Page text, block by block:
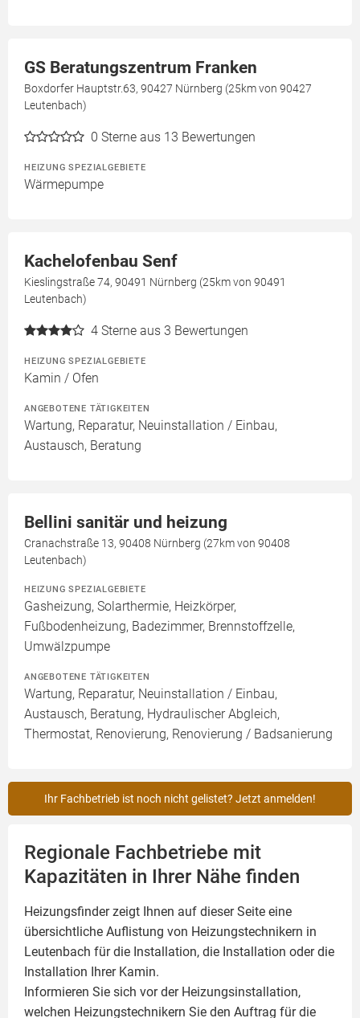
GS Beratungszentrum Franken
Boxdorfer Hauptstr.63, 90427 Nürnberg (25km von 90427
Leutenbach)
0 Sterne aus 13 Bewertungen
HEIZUNG SPEZIALGEBIETE
Wärmepumpe
Kachelofenbau Senf
Kieslingstraße 74, 90491 Nürnberg (25km von 90491
Leutenbach)
4 Sterne aus 3 Bewertungen
HEIZUNG SPEZIALGEBIETE
Kamin / Ofen
ANGEBOTENE TÄTIGKEITEN
Wartung, Reparatur, Neuinstallation / Einbau,
Austausch, Beratung
Bellini sanitär und heizung
Cranachstraße 13, 90408 Nürnberg (27km von 90408
Leutenbach)
HEIZUNG SPEZIALGEBIETE
Gasheizung, Solarthermie, Heizkörper,
Fußbodenheizung, Badezimmer, Brennstoffzelle,
Umwälzpumpe
ANGEBOTENE TÄTIGKEITEN
Wartung, Reparatur, Neuinstallation / Einbau,
Austausch, Beratung, Hydraulischer Abgleich,
Thermostat, Renovierung, Renovierung / Badsanierung
Ihr Fachbetrieb ist noch nicht gelistet? Jetzt anmelden!
Regionale Fachbetriebe mit
Kapazitäten in Ihrer Nähe finden
Heizungsfinder zeigt Ihnen auf dieser Seite eine
übersichtliche Auflistung von Heizungstechnikern in
Leutenbach für die Installation, die Installation oder die
Installation Ihrer Kamin.
Informieren Sie sich vor der Heizungsinstallation,
welchen Heizungstechnikern Sie den Auftrag für die